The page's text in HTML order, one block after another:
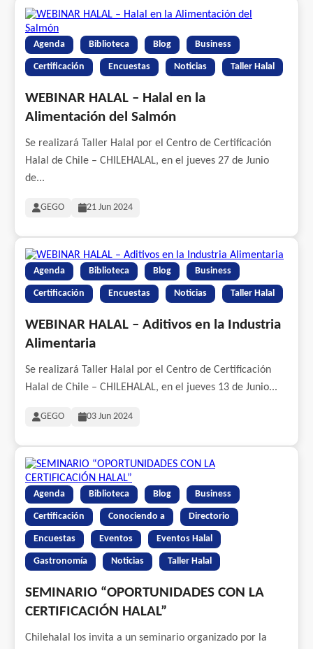
Agenda Biblioteca Blog Business
Certificación Encuestas Noticias Taller Halal
WEBINAR HALAL – Halal en la
Alimentación del Salmón
Se realizará Taller Halal por el Centro de Certificación
Halal de Chile – CHILEHALAL, en el jueves 27 de Junio
de...
GEGO 21 Jun 2024
Agenda Biblioteca Blog Business
Certificación Encuestas Noticias Taller Halal
WEBINAR HALAL – Aditivos en la Industria
Alimentaria
Se realizará Taller Halal por el Centro de Certificación
Halal de Chile – CHILEHALAL, en el jueves 13 de Junio...
GEGO 03 Jun 2024
Agenda Biblioteca Blog Business
Certificación Conociendo a Directorio
Encuestas Eventos Eventos Halal
Gastronomía Noticias Taller Halal
SEMINARIO “OPORTUNIDADES CON LA
CERTIFICACIÓN HALAL”
Chilehalal los invita a un seminario organizado por la